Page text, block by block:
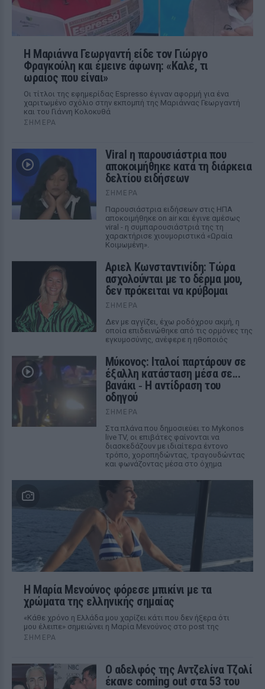
Η Μαριάννα Γεωργαντή είδε τον Γιώργο
Φραγκούλη και έμεινε άφωνη: «Καλέ, τι
ωραίος που είναι»
Οι τίτλοι της εφημερίδας Espresso έγιναν αφορμή για ένα
χαριτωμένο σχόλιο στην εκπομπή της Μαριάννας Γεωργαντή
και του Γιάννη Κολοκυθά
ΣΉΜΕΡΑ
Viral η παρουσιάστρια που
αποκοιμήθηκε κατά τη διάρκεια
δελτίου ειδήσεων
ΣΉΜΕΡΑ
Παρουσιάστρια ειδήσεων στις ΗΠΑ
αποκοιμήθηκε on air και έγινε αμέσως
viral - η συμπαρουσιάστριά της τη
χαρακτήρισε χιουμοριστικά «Ωραία
Κοιμωμένη».
Αριελ Κωνσταντινίδη: Τώρα
ασχολούνται με το δέρμα μου,
δεν πρόκειται να κρύβομαι
ΣΉΜΕΡΑ
Δεν με αγγίζει, έχω ροδόχρου ακμή, η
οποία επιδεινώθηκε από τις ορμόνες της
εγκυμοσύνης, ανέφερε η ηθοποιός
Μύκονος: Ιταλοί παρτάρουν σε
έξαλλη κατάσταση μέσα σε...
βανάκι ‑ Η αντίδραση του
οδηγού
ΣΉΜΕΡΑ
Στα πλάνα που δημοσιεύει το Mykonos
live TV, οι επιβάτες φαίνονται να
διασκεδάζουν με ιδιαίτερα έντονο
τρόπο, χοροπηδώντας, τραγουδώντας
και φωνάζοντας μέσα στο όχημα
Η Μαρία Μενούνος φόρεσε μπικίνι με τα
χρώματα της ελληνικής σημαίας
«Κάθε χρόνο η Ελλάδα μου χαρίζει κάτι που δεν ήξερα ότι
μου έλειπε» σημειώνει η Μαρία Μενούνος στο post της
ΣΉΜΕΡΑ
Ο αδελφός της Αντζελίνα Τζολί
έκανε coming out στα 53 του